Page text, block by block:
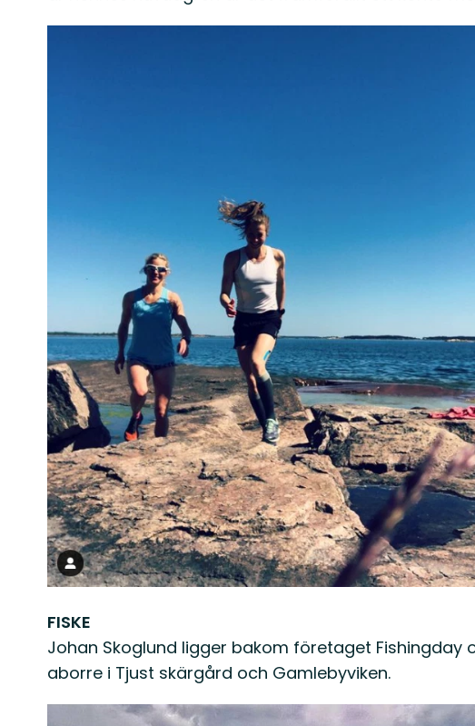
FISKE
Johan Skoglund ligger bakom företaget
aborre i Tjust skärgård och Gamlebyviken.